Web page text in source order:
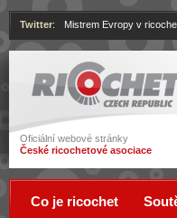
Ricochet
Oficiální webové stránky
České ricochetové asociace
Twitter: Mistrem Evropy v
Co je ricochet